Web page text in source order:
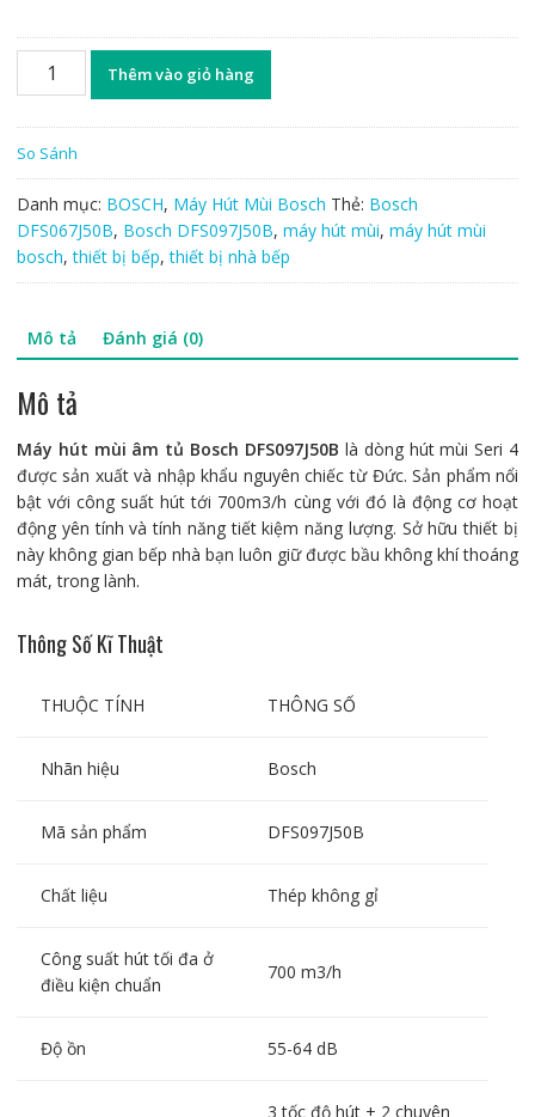
tủ
Bosch
DFS097J50B
số
Thêm vào giỏ hàng
So Sánh
Danh mục: BOSCH, Máy Hút Mùi Bosch Thẻ: Bosch
DFS067J50B, Bosch DFS097J50B, máy hút mùi, máy hút mùi
bosch,thiết bị bếp,thiết bị nhà bếp
Mô tả Đánh giá (0)
Mô tả
Máy hút mùi âm tủ Bosch DFS097J50B là dòng hút mùi Seri 4
được sản xuất và nhập khẩu nguyên chiếc từ Đức. Sản phẩm nổi
bật với công suất hút tới 700m3/h cùng với đó là động cơ hoạt
động yên tính và tính năng tiết kiệm năng lượng. Sở hữu thiết bị
này không gian bếp nhà bạn luôn giữ được bầu không khí thoáng
mát, trong lành.
Thông Số Kĩ Thuật
THUỘC TÍNH THÔNG SỐ
Nhãn hiệu Bosch
Mã sản phẩm DFS097J50B
Chất liệu Thép không gỉ
Công suất hút tối đa ở
điều kiện chuẩn
700 m3/h
Độ ồn 55-64 dB
3 tốc độ hút + 2 chuyên